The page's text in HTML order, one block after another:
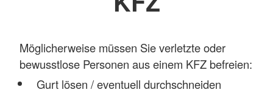
Möglicherweise müssen Sie verletzte oder
bewusstlose Personen aus einem KFZ befreien:
Gurt lösen / eventuell durchschneiden